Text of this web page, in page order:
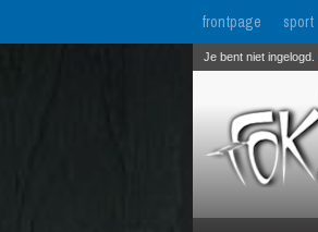
frontpage sport
Je bent niet ingelogd.